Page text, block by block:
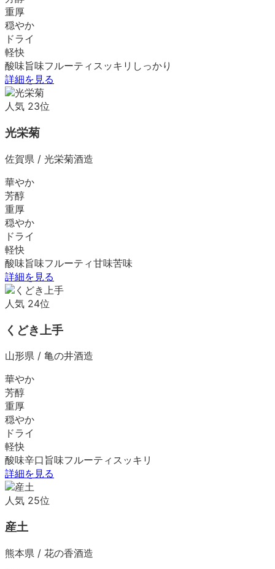
重厚
穏やか
ドライ
軽快
酸味旨味フルーティ スッキリ しっかり
詳細を見る
人気 23位
光栄菊
佐賀県 / 光栄菊酒造
華やか
芳醇
重厚
穏やか
ドライ
軽快
酸味旨味フルーティ甘味苦味
詳細を見る
人気 24位
くどき上手
山形県 / 亀の井酒造
華やか
芳醇
重厚
穏やか
ドライ
軽快
酸味辛口 旨味フルーティ スッキリ
詳細を見る
人気 25位
産土
熊本県 / 花の香酒造